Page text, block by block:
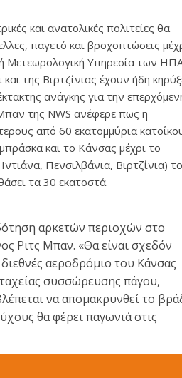
και ανατολικές πολιτείες θα
παγετό και βροχοπτώσεις
Μετεωρολογική Υπηρεσία των
της Βιρτζίνιας έχουν ήδη
ανάγκης για την
της NWS ανέφερε πως η
από 60 εκατομμύρια
και το Κάνσας μέχρι το
Πενσιλβάνια, Βιρτζίνια) το
τα 30 εκατοστά.
αρκετών περιοχών στο
Ριτς Μπαν. «Θα είναι σχεδόν
αεροδρόμιο του Κάνσας
συσσώρευσης πάγου,
να απομακρυνθεί το
θα φέρει παγωνιά στις